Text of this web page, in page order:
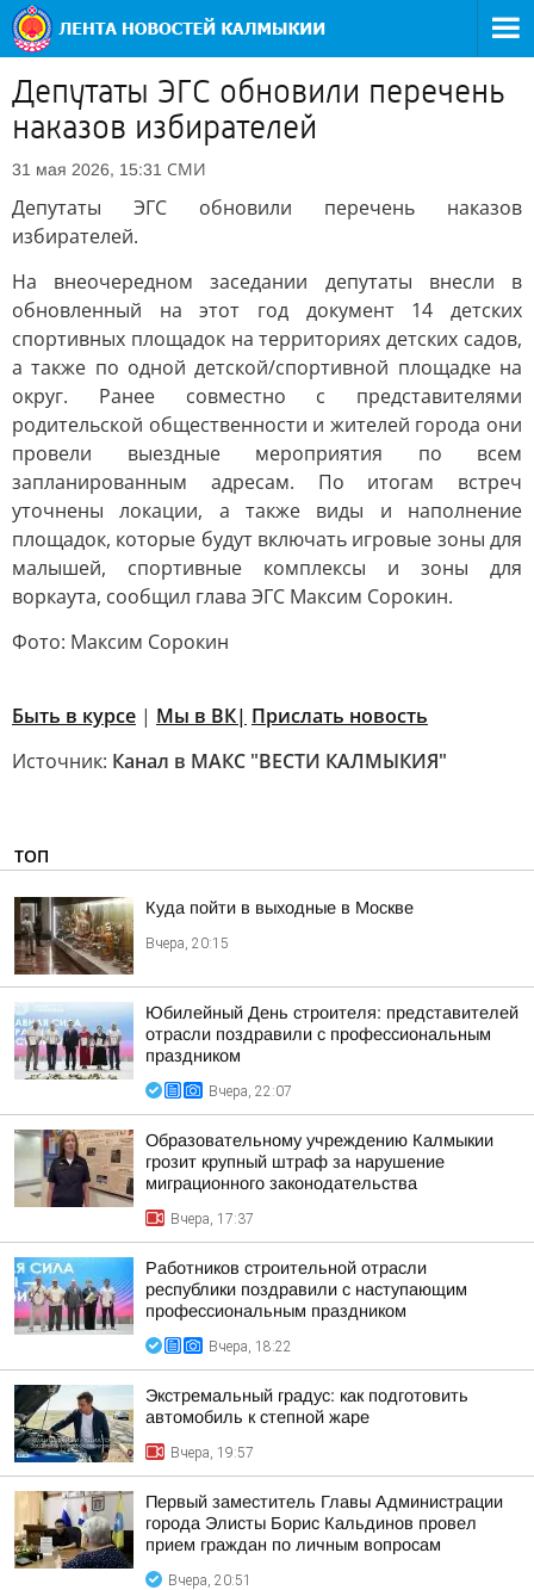
Депутаты ЭГС обновили перечень
наказов избирателей
31 мая 2026, 15:31 СМИ
Депутаты ЭГС обновили перечень наказов
избирателей.
На внеочередном заседании депутаты внесли в
обновленный на этот год документ 14 детских
спортивных площадок на территориях детских садов,
а также по одной детской/спортивной площадке на
округ. Ранее совместно с представителями
родительской общественности и жителей города они
провели выездные мероприятия по всем
запланированным адресам. По итогам встреч
уточнены локации, а также виды и наполнение
площадок, которые будут включать игровые зоны для
малышей, спортивные комплексы и зоны для
воркаута, сообщил глава ЭГС Максим Сорокин.
Фото: Максим Сорокин
Быть в курсе | Мы в ВК| Прислать новость
Источник: Канал в МАКС "ВЕСТИ КАЛМЫКИЯ"
ТОП
Куда пойти в выходные в Москве
Вчера, 20:15
Юбилейный День строителя: представителей
отрасли поздравили с профессиональным
праздником
Вчера, 22:07
Образовательному учреждению Калмыкии
грозит крупный штраф за нарушение
миграционного законодательства
Вчера, 17:37
Работников строительной отрасли
республики поздравили с наступающим
профессиональным праздником
Вчера, 18:22
Экстремальный градус: как подготовить
автомобиль к степной жаре
Вчера, 19:57
Первый заместитель Главы Администрации
города Элисты Борис Кальдинов провел
прием граждан по личным вопросам
Вчера, 20:51